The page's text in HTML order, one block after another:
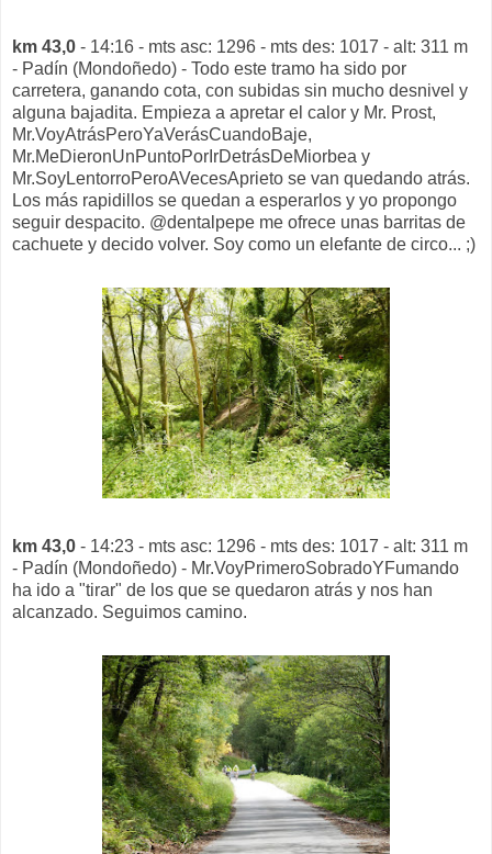
km 43,0 - 14:16 - mts asc: 1296 - mts des: 1017 - alt: 311 m
- Padín (Mondoñedo) - Todo este tramo ha sido por
carretera, ganando cota, con subidas sin mucho desnivel y
alguna bajadita. Empieza a apretar el calor y Mr. Prost,
Mr.VoyAtrásPeroYaVerásCuandoBaje,
Mr.MeDieronUnPuntoPorIrDetrásDeMiorbea y
Mr.SoyLentorroPeroAVecesAprieto se van quedando atrás.
Los más rapidillos se quedan a esperarlos y yo propongo
seguir despacito. @dentalpepe me ofrece unas barritas de
cachuete y decido volver. Soy como un elefante de circo... ;)
km 43,0 - 14:23 - mts asc: 1296 - mts des: 1017 - alt: 311 m
- Padín (Mondoñedo) - Mr.VoyPrimeroSobradoYFumando
ha ido a "tirar" de los que se quedaron atrás y nos han
alcanzado. Seguimos camino.